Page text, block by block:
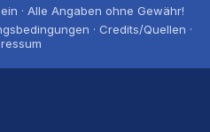
· Alle Angaben ohne Gewähr!
· Credits/Quellen ·